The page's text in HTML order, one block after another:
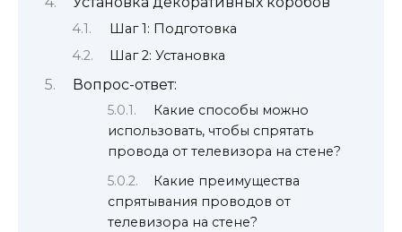
Шаг 1: Подготовка
Шаг 2: Установка
Вопрос-ответ:
Какие способы можно
использовать, чтобы спрятать
провода от телевизора на стене?
Какие преимущества
спрятывания проводов от
телевизора на стене?